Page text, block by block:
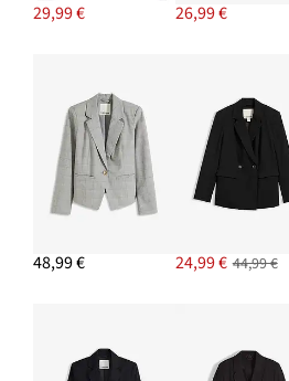
PRIDAŤ DO KOŠÍKA
-11%
PRIDAŤ DO KOŠÍKA
29,99 € 26,99 €
48,99 € 24,99 € 44,99 €